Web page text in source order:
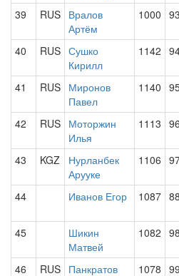
39 RUS Вралов
Артём
1000
40 RUS Сушко
Кирилл
1142
41 RUS Миронов
Павел
1140
42 RUS Моторжин
Илья
1113
43 KGZ
Нурланбек
Арууке
1106
44 Иванов Егор 1087
45
Шикин
Матвей
1082
46 RUS Панкратов 1078